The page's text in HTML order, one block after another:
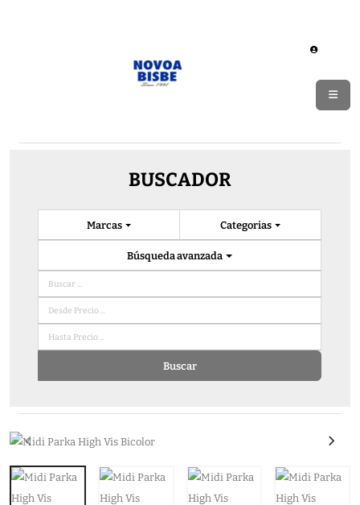
BUSCADOR
Categorias
Marcas
Búsqueda avanzada
Buscar